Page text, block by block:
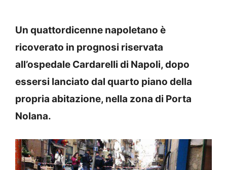
Un quattordicenne napoletano è
ricoverato in prognosi riservata
all’ospedale Cardarelli di Napoli, dopo
essersi lanciato dal quarto piano della
propria abitazione, nella zona di Porta
Nolana.